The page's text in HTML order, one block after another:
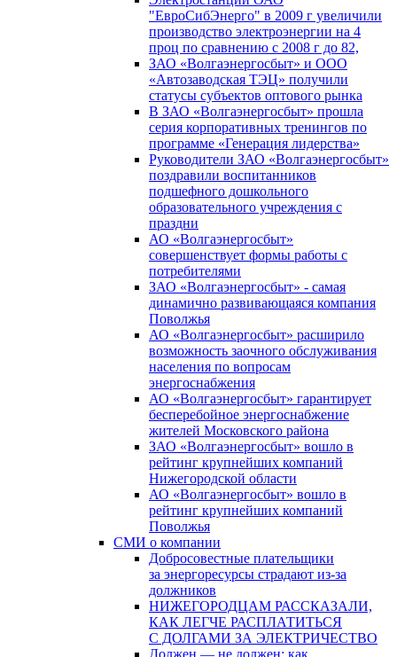
"ЕвроСибЭнерго" в 2009 г увеличили
производство электроэнергии на 4
проц по сравнению с 2008 г до 82,
ЗАО «Волгаэнергосбыт» и ООО
«Автозаводская ТЭЦ» получили
статусы субъектов оптового рынка
В ЗАО «Волгаэнергосбыт» прошла
серия корпоративных тренингов по
программе «Генерация лидерства»
Руководители ЗАО «Волгаэнергосбыт»
поздравили воспитанников
подшефного дошкольного
образовательного учреждения с
праздни
АО «Волгаэнергосбыт»
совершенствует формы работы с
потребителями
ЗАО «Волгаэнергосбыт» - самая
динамично развивающаяся компания
Поволжья
АО «Волгаэнергосбыт» расширило
возможность заочного обслуживания
населения по вопросам
энергоснабжения
АО «Волгаэнергосбыт» гарантирует
бесперебойное энергоснабжение
жителей Московского района
ЗАО «Волгаэнергосбыт» вошло в
рейтинг крупнейших компаний
Нижегородской области
АО «Волгаэнергосбыт» вошло в
рейтинг крупнейших компаний
Поволжья
СМИ о компании
Добросовестные плательщики
за энергоресурсы страдают из-за
должников
НИЖЕГОРОДЦАМ РАССКАЗАЛИ,
КАК ЛЕГЧЕ РАСПЛАТИТЬСЯ
С ДОЛГАМИ ЗА ЭЛЕКТРИЧЕСТВО